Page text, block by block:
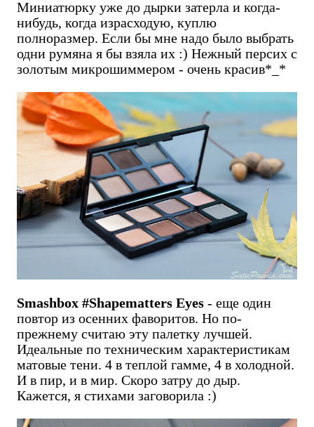
Миниатюрку уже до дырки затерла и когда-
нибудь, когда израсходую, куплю
полноразмер. Если бы мне надо было выбрать
одни румяна я бы взяла их :) Нежный персих с
золотым микрошиммером - очень красив*_*
Smashbox #Shapematters Eyes - еще один
повтор из осенних фаворитов. Но по-
прежнему считаю эту палетку лучшей.
Идеальные по техническим характеристикам
матовые тени. 4 в теплой гамме, 4 в холодной.
И в пир, и в мир. Скоро затру до дыр.
Кажется, я стихами заговорила :)